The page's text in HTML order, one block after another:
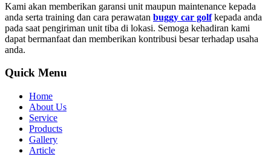
Kami akan memberikan garansi unit maupun maintenance kepada
anda serta training dan cara perawatan buggy car golfkepada anda
pada saat pengiriman unit tiba di lokasi. Semoga kehadiran kami
dapat bermanfaat dan memberikan kontribusi besar terhadap usaha
anda.
Quick Menu
Home
About Us
Service
Products
Gallery
Article